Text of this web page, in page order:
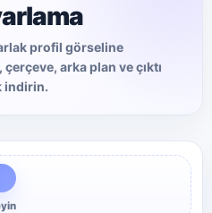
profil görseline
arka plan ve çıktı
indirin.